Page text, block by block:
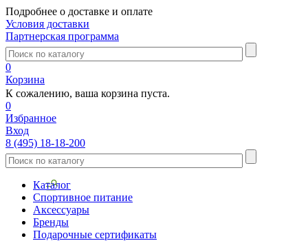
Подробнее о доставке и оплате
Условия доставки
Партнерская программа
0
Корзина
К сожалению, ваша корзина пуста.
0
Избранное
Вход
8 (495) 18-18-200
Каталог
Спортивное питание
Аксессуары
Бренды
Подарочные сертификаты